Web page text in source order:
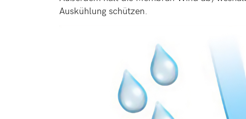
Auskühlung schützen.